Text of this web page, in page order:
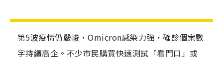
第5波疫情仍嚴峻，Omicron感染力強，確診個案數
字持續高企。不少市民購買快速測試「看門口」或